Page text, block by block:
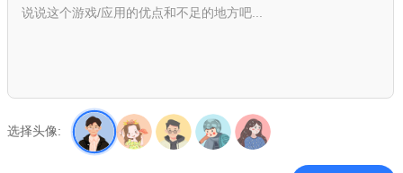
3、解锁出更多的武器和道具，趁着同事和上司不注意的时候
1、非常考验玩家在不同的场合中那些自主的表演能力，当然
也要有着很好的心态。
选择头像: